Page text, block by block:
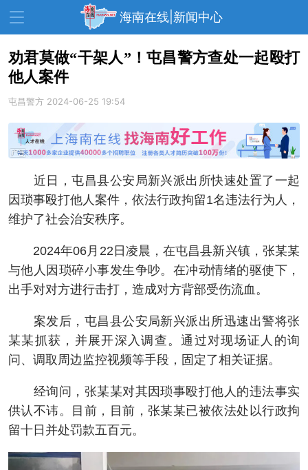
海南在线|新闻中心
资讯中心
教育 健康 房产
生活 演出 活动
展会 走读海南
人才在线 天涯企服
劝君莫做“干架人”！屯昌警方查处一起殴打
他人案件
屯昌警方 2024-06-25 19:54
近日，屯昌县公安局新兴派出所快速处置了一起
因琐事殴打他人案件，依法行政拘留1名违法行为人，
维护了社会治安秩序。
2024年06月22日凌晨，在屯昌县新兴镇，张某某
与他人因琐碎小事发生争吵。在冲动情绪的驱使下，
出手对对方进行击打，造成对方背部受伤流血。
案发后，屯昌县公安局新兴派出所迅速出警将张
某某抓获，并展开深入调查。通过对现场证人的询
问、调取周边监控视频等手段，固定了相关证据。
经询问，张某某对其因琐事殴打他人的违法事实
供认不讳。目前，目前，张某某已被依法处以行政拘
留十日并处罚款五百元。